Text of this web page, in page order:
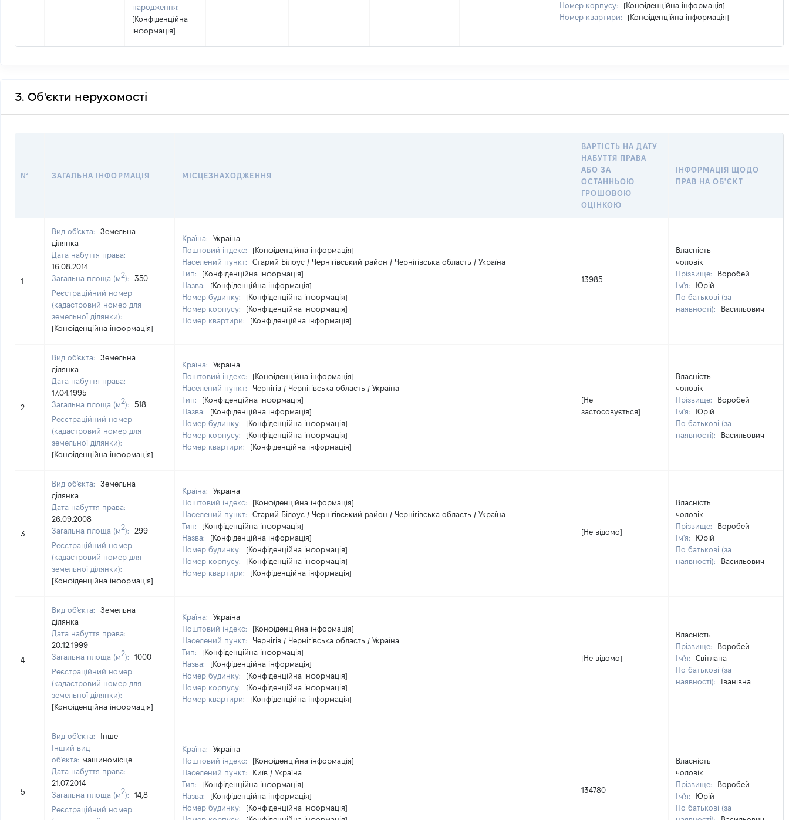
народження:
[Конфіденційна
інформація]
Номер корпусу:
[Конфіденційна інформація]
Номер квартири:
[Конфіденційна інформація]
3. Об'єкти нерухомості
№ ЗАГАЛЬНА ІНФОРМАЦІЯ МІСЦЕЗНАХОДЖЕННЯ
ВАРТІСТЬ НА ДАТУ
НАБУТТЯ ПРАВА
АБО ЗА
ОСТАННЬОЮ
ГРОШОВОЮ
ОЦІНКОЮ
ІНФОРМАЦІЯ ЩОДО
ПРАВ НА ОБ'ЄКТ
1
Вид об'єкта:
Земельна
ділянка
Дата набуття права:
16.08.2014
Загальна площа (м2):
350
Реєстраційний номер
(кадастровий номер для
земельної ділянки):
[Конфіденційна інформація]
Країна:
Україна
Поштовий індекс:
[Конфіденційна інформація]
Населений пункт:
Старий Білоус / Чернігівський район / Чернігівська область / Україна
Тип:
[Конфіденційна інформація]
Назва:
[Конфіденційна інформація]
Номер будинку:
[Конфіденційна інформація]
Номер корпусу:
[Конфіденційна інформація]
Номер квартири:
[Конфіденційна інформація]
13985
Власність
чоловік
Прізвище:
Воробей
Ім'я:
Юрій
По батькові (за
наявності):
Васильович
2
Вид об'єкта:
Земельна
ділянка
Дата набуття права:
17.04.1995
Загальна площа (м2):
518
Реєстраційний номер
(кадастровий номер для
земельної ділянки):
[Конфіденційна інформація]
Країна:
Україна
Поштовий індекс:
[Конфіденційна інформація]
Населений пункт:
Чернігів / Чернігівська область / Україна
Тип:
[Конфіденційна інформація]
Назва:
[Конфіденційна інформація]
Номер будинку:
[Конфіденційна інформація]
Номер корпусу:
[Конфіденційна інформація]
Номер квартири:
[Конфіденційна інформація]
[Не
застосовується]
Власність
чоловік
Прізвище:
Воробей
Ім'я:
Юрій
По батькові (за
наявності):
Васильович
3
Вид об'єкта:
Земельна
ділянка
Дата набуття права:
26.09.2008
Загальна площа (м2):
299
Реєстраційний номер
(кадастровий номер для
земельної ділянки):
[Конфіденційна інформація]
Країна:
Україна
Поштовий індекс:
[Конфіденційна інформація]
Населений пункт:
Старий Білоус / Чернігівський район / Чернігівська область / Україна
Тип:
[Конфіденційна інформація]
Назва:
[Конфіденційна інформація]
Номер будинку:
[Конфіденційна інформація]
Номер корпусу:
[Конфіденційна інформація]
Номер квартири:
[Конфіденційна інформація]
[Не відомо]
Власність
чоловік
Прізвище:
Воробей
Ім'я:
Юрій
По батькові (за
наявності):
Васильович
4
Вид об'єкта:
Земельна
ділянка
Дата набуття права:
20.12.1999
Загальна площа (м2):
1000
Реєстраційний номер
(кадастровий номер для
земельної ділянки):
[Конфіденційна інформація]
Країна:
Україна
Поштовий індекс:
[Конфіденційна інформація]
Населений пункт:
Чернігів / Чернігівська область / Україна
Тип:
[Конфіденційна інформація]
Назва:
[Конфіденційна інформація]
Номер будинку:
[Конфіденційна інформація]
Номер корпусу:
[Конфіденційна інформація]
Номер квартири:
[Конфіденційна інформація]
[Не відомо]
Власність
Прізвище:
Воробей
Ім'я:
Світлана
По батькові (за
наявності):
Іванівна
5
Вид об'єкта:
Інше
Інший вид
об'єкта: машиномісце
Дата набуття права:
21.07.2014
Загальна площа (м2):
14,8
Реєстраційний номер
Країна:
Україна
Поштовий індекс:
[Конфіденційна інформація]
Населений пункт:
Київ / Україна
Тип:
[Конфіденційна інформація]
Назва:
[Конфіденційна інформація]
Номер будинку:
[Конфіденційна інформація]
134780
Власність
чоловік
Прізвище:
Воробей
Ім'я:
Юрій
По батькові (за